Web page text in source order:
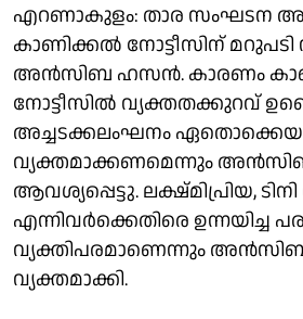
എറണാകുളം: താര സംഘടന
കാണിക്കൽ നോട്ടീസിന് മറുപടി
അൻസിബ ഹസൻ. കാരണം
നോട്ടീസില്‍ വ്യക്തതക്കുറവ്
അച്ചടക്കലംഘനം
വ്യക്തമാക്കണമെന്നും
ആവശ്യപ്പെട്ടു. ലക്ഷ്മിപ്രിയ,
എന്നിവർക്കെതിരെ ഉന്നയിച്ച
വ്യക്തിപരമാണെന്നും
വ്യക്തമാക്കി.